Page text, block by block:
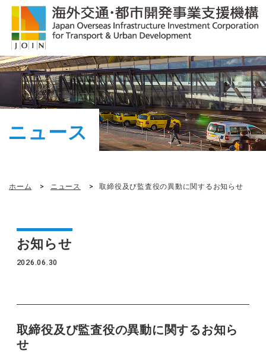
ニュース
ホーム ニュース 取締役及び監査役の異動に関するお知らせ
お知らせ
2026.06.30
取締役及び監査役の異動に関するお知ら
せ